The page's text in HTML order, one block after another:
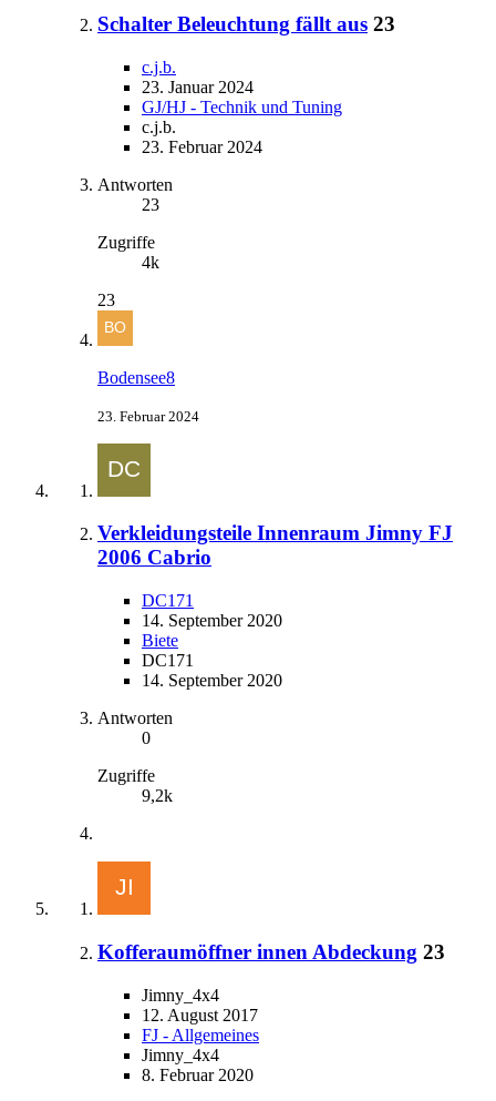
Schalter Beleuchtung fällt aus 23
c.j.b.
23. Januar 2024
GJ/HJ - Technik und Tuning
c.j.b.
23. Februar 2024
Antworten
23
Zugriffe
4k
23
Bodensee8
23. Februar 2024
Verkleidungsteile Innenraum Jimny FJ
2006 Cabrio
DC171
14. September 2020
Biete
DC171
14. September 2020
Antworten
0
Zugriffe
9,2k
Kofferaumöffner innen Abdeckung 23
Jimny_4x4
12. August 2017
FJ - Allgemeines
Jimny_4x4
8. Februar 2020